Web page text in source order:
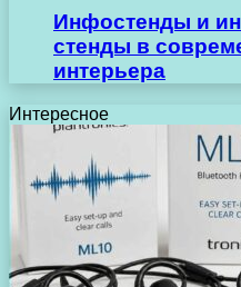
Инфостенды и
стенды в
интерьера
Интересное